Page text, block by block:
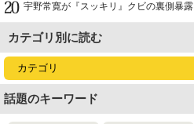
宇野常寛が『スッキリ』クビの裏側暴露
カテゴリ別に読む
話題のキーワード